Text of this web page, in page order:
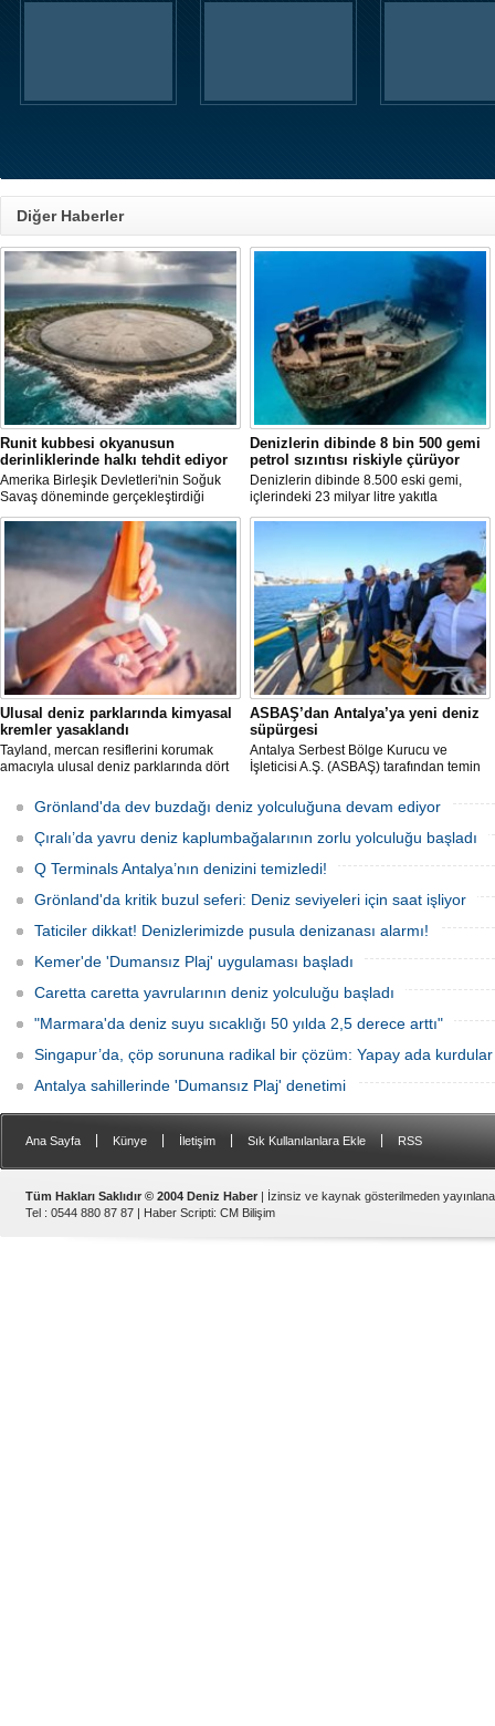
Diğer Haberler
Runit kubbesi okyanusun
derinliklerinde halkı tehdit ediyor
Amerika Birleşik Devletleri'nin Soğuk
Savaş döneminde gerçekleştirdiği
nükleer testlerin ardından kalan
radyoaktif atıkların üzerini kapatan Runit
Kubbesi, çevresel riskler ve deniz
seviyesindeki yükselmeler nedeniyle
tartışma konusu olmaya devam ediyor.
Denizlerin dibinde 8 bin 500 gemi
petrol sızıntısı riskiyle çürüyor
Denizlerin dibinde 8.500 eski gemi,
içlerindeki 23 milyar litre yakıtla
paslanıyor. Bilim insanları, bu
deniz ekosistemleri için büyük bir tehdit
oluşturduğunu belirtiyor.
Ulusal deniz parklarında kimyasal
kremler yasaklandı
Tayland, mercan resiflerini korumak
amacıyla ulusal deniz parklarında dört
kremlerinin kullanımını resmen
yasakladı.
ASBAŞ’dan Antalya’ya yeni deniz
süpürgesi
Antalya Serbest Bölge Kurucu ve
İşleticisi A.Ş. (ASBAŞ) tarafından temin
ve liman temizliği çalışmalarında aktif
olarak kullanılmaya başlandı.
Grönland'da dev buzdağı deniz yolculuğuna devam ediyor
Çıralı’da yavru deniz kaplumbağalarının zorlu yolculuğu başladı
Q Terminals Antalya’nın denizini temizledi!
Grönland'da kritik buzul seferi: Deniz seviyeleri için saat işliyor
Taticiler dikkat! Denizlerimizde pusula denizanası alarmı!
Kemer'de 'Dumansız Plaj' uygulaması başladı
Caretta caretta yavrularının deniz yolculuğu başladı
"Marmara'da deniz suyu sıcaklığı 50 yılda 2,5 derece arttı"
Singapur’da, çöp sorununa radikal bir çözüm: Yapay ada kurdular
Antalya sahillerinde 'Dumansız Plaj' denetimi
Ana Sayfa Künye İletişim Sık Kullanılanlara Ekle RSS
Tüm Hakları Saklıdır © 2004 Deniz Haber | İzinsiz ve kaynak gösterilmeden
Tel : 0544 880 87 87 | Haber Scripti: CM Bilişim